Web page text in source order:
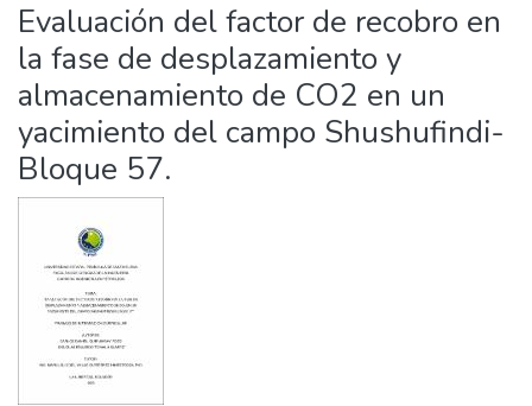
Evaluación del factor de recobro en
la fase de desplazamiento y
almacenamiento de CO2 en un
yacimiento del campo Shushufindi-
Bloque 57.